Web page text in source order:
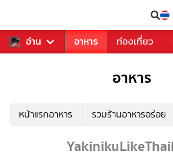
อ่าน
รวงการเพลง อาหาร ท่องเที่ยว
อาหาร
หน้าแรกอาหาร รวมร้านอาหารอร่อย